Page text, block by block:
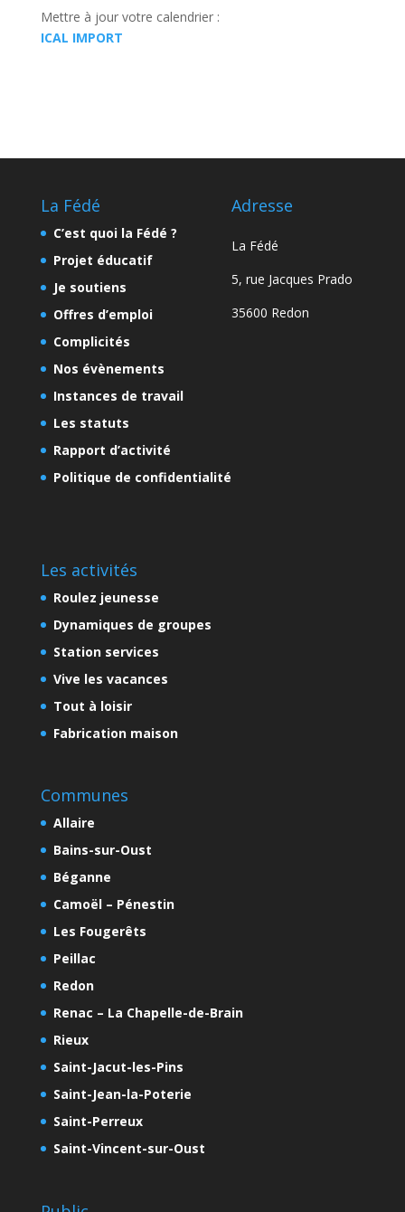
Mettre à jour votre calendrier :
ICAL IMPORT
La Fédé
C’est quoi la Fédé ?
Projet éducatif
Je soutiens
Offres d’emploi
Complicités
Nos évènements
Instances de travail
Les statuts
Rapport d’activité
Politique de confidentialité
Adresse
La Fédé
5, rue Jacques Prado
35600 Redon
Les activités
Roulez jeunesse
Dynamiques de groupes
Station services
Vive les vacances
Tout à loisir
Fabrication maison
Communes
Allaire
Bains-sur-Oust
Béganne
Camoël – Pénestin
Les Fougerêts
Peillac
Redon
Renac – La Chapelle-de-Brain
Rieux
Saint-Jacut-les-Pins
Saint-Jean-la-Poterie
Saint-Perreux
Saint-Vincent-sur-Oust